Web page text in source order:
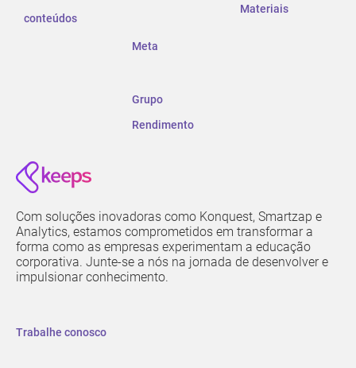
conteúdos
Meta
Grupo
Rendimento
Materiais
Com soluções inovadoras como Konquest, Smartzap e
Analytics, estamos comprometidos em transformar a
forma como as empresas experimentam a educação
corporativa. Junte-se a nós na jornada de desenvolver e
impulsionar conhecimento.
Trabalhe conosco